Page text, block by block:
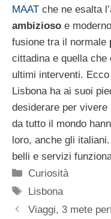
MAAT che ne esalta
ambizioso e
fusione tra il normale
cittadina e quella che
ultimi interventi.
Lisbona ha ai suoi
desiderare per vivere
da tutto il mondo
loro, anche gli
belli e servizi
Categorie
Curiosità
Tag
Lisbona
Viaggi, 3 mete